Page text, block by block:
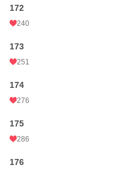
172
240
173
251
174
276
175
286
176